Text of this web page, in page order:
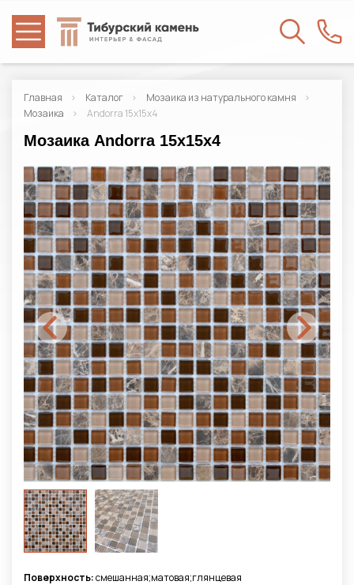
Главная Каталог
Мозаика из натурального камня
Мозаика
Andorra 15x15x4
Мозаика Andorra 15x15x4
Поверхность:смешанная;матовая;глянцевая